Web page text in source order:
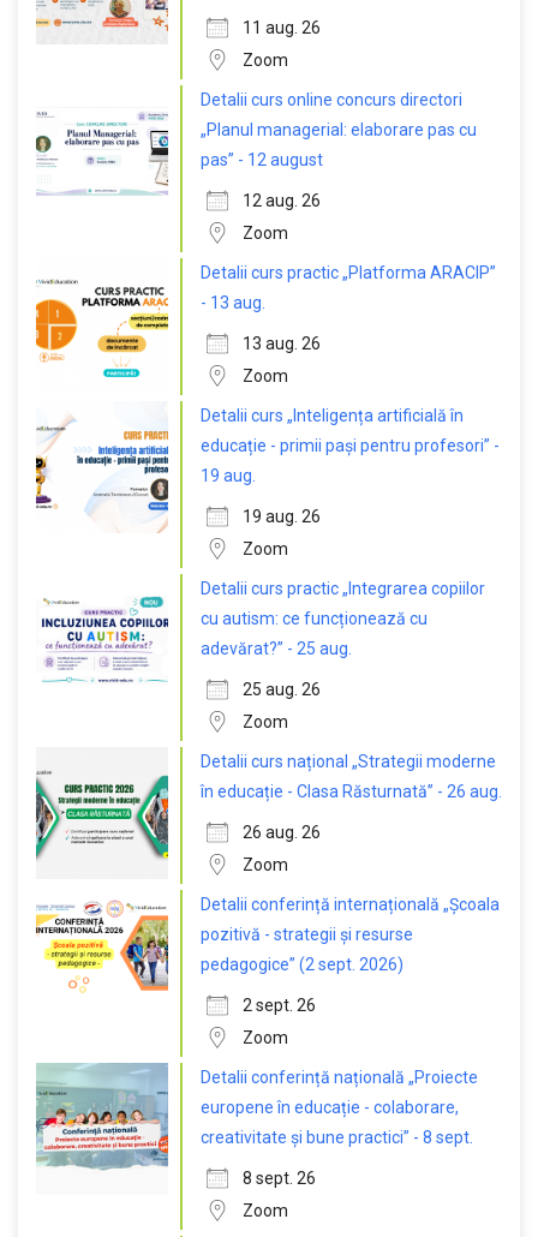
11 aug. 26
Zoom
Detalii curs online concurs directori
„Planul managerial: elaborare pas cu
pas” - 12 august
12 aug. 26
Zoom
Detalii curs practic „Platforma ARACIP”
- 13 aug.
13 aug. 26
Zoom
Detalii curs „Inteligența artificială în
educație - primii pași pentru profesori” -
19 aug.
19 aug. 26
Zoom
Detalii curs practic „Integrarea copiilor
cu autism: ce funcționează cu
adevărat?” - 25 aug.
25 aug. 26
Zoom
Detalii curs național „Strategii moderne
în educație - Clasa Răsturnată” - 26 aug.
26 aug. 26
Zoom
Detalii conferință internațională „Școala
pozitivă - strategii și resurse
pedagogice” (2 sept. 2026)
2 sept. 26
Zoom
Detalii conferință națională „Proiecte
europene în educație - colaborare,
creativitate și bune practici” - 8 sept.
8 sept. 26
Zoom